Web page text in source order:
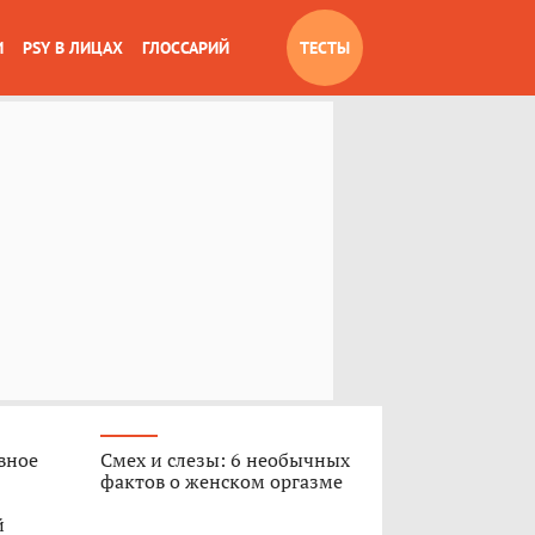
PSY В ЛИЦАХ ГЛОССАРИЙ ТЕСТЫ
Смех и слезы: 6 необычных
фактов о женском оргазме